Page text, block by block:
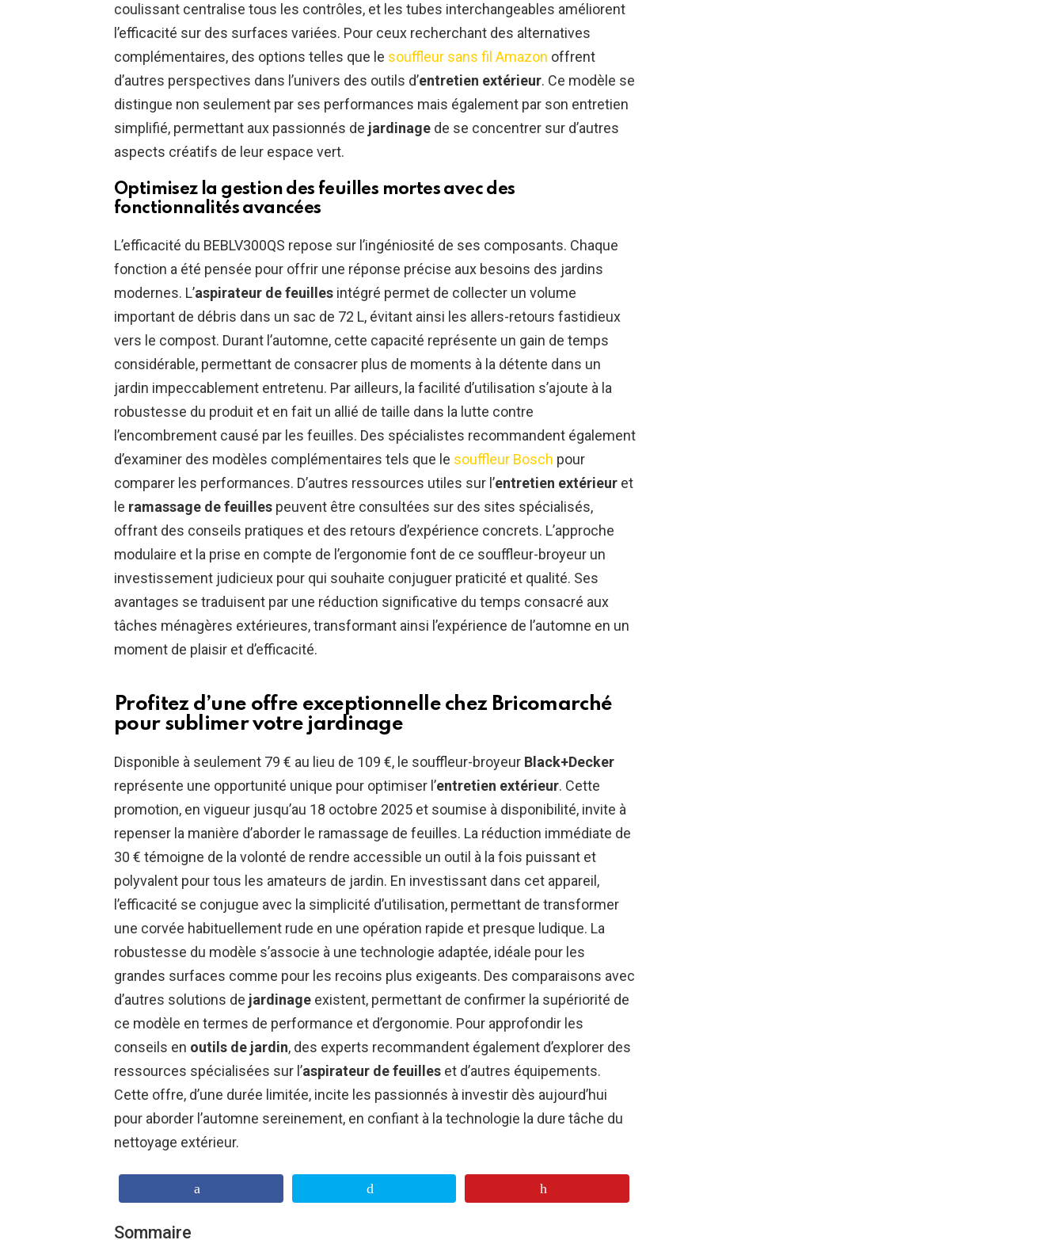
coulissant centralise tous les contrôles, et les tubes interchangeables améliorent
l’efficacité sur des surfaces variées. Pour ceux recherchant des alternatives
complémentaires, des options telles que le souffleur sans fil Amazon offrent
d’autres perspectives dans l’univers des outils d’entretien extérieur. Ce modèle se
distingue non seulement par ses performances mais également par son entretien
simplifié, permettant aux passionnés de jardinage de se concentrer sur d’autres
aspects créatifs de leur espace vert.
Optimisez la gestion des feuilles mortes avec des
fonctionnalités avancées
L’efficacité du BEBLV300QS repose sur l’ingéniosité de ses composants. Chaque
fonction a été pensée pour offrir une réponse précise aux besoins des jardins
modernes. L’aspirateur de feuilles intégré permet de collecter un volume
important de débris dans un sac de 72 L, évitant ainsi les allers-retours fastidieux
vers le compost. Durant l’automne, cette capacité représente un gain de temps
considérable, permettant de consacrer plus de moments à la détente dans un
jardin impeccablement entretenu. Par ailleurs, la facilité d’utilisation s’ajoute à la
robustesse du produit et en fait un allié de taille dans la lutte contre
l’encombrement causé par les feuilles. Des spécialistes recommandent également
d’examiner des modèles complémentaires tels que le souffleur Bosch pour
comparer les performances. D’autres ressources utiles sur l’entretien extérieur et
le ramassage de feuilles peuvent être consultées sur des sites spécialisés,
offrant des conseils pratiques et des retours d’expérience concrets. L’approche
modulaire et la prise en compte de l’ergonomie font de ce souffleur-broyeur un
investissement judicieux pour qui souhaite conjuguer praticité et qualité. Ses
avantages se traduisent par une réduction significative du temps consacré aux
tâches ménagères extérieures, transformant ainsi l’expérience de l’automne en un
moment de plaisir et d’efficacité.
Profitez d’une offre exceptionnelle chez Bricomarché
pour sublimer votre jardinage
Disponible à seulement 79 € au lieu de 109 €, le souffleur-broyeur Black+Decker
représente une opportunité unique pour optimiser l’entretien extérieur. Cette
promotion, en vigueur jusqu’au 18 octobre 2025 et soumise à disponibilité, invite à
repenser la manière d’aborder le ramassage de feuilles. La réduction immédiate de
30 € témoigne de la volonté de rendre accessible un outil à la fois puissant et
polyvalent pour tous les amateurs de jardin. En investissant dans cet appareil,
l’efficacité se conjugue avec la simplicité d’utilisation, permettant de transformer
une corvée habituellement rude en une opération rapide et presque ludique. La
robustesse du modèle s’associe à une technologie adaptée, idéale pour les
grandes surfaces comme pour les recoins plus exigeants. Des comparaisons avec
d’autres solutions de jardinage existent, permettant de confirmer la supériorité de
ce modèle en termes de performance et d’ergonomie. Pour approfondir les
conseils en outils de jardin, des experts recommandent également d’explorer des
ressources spécialisées sur l’aspirateur de feuilles et d’autres équipements.
Cette offre, d’une durée limitée, incite les passionnés à investir dès aujourd’hui
pour aborder l’automne sereinement, en confiant à la technologie la dure tâche du
nettoyage extérieur.
Sommaire